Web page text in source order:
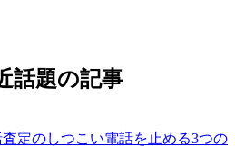
話題の記事
定のしつこい電話を止める3つの